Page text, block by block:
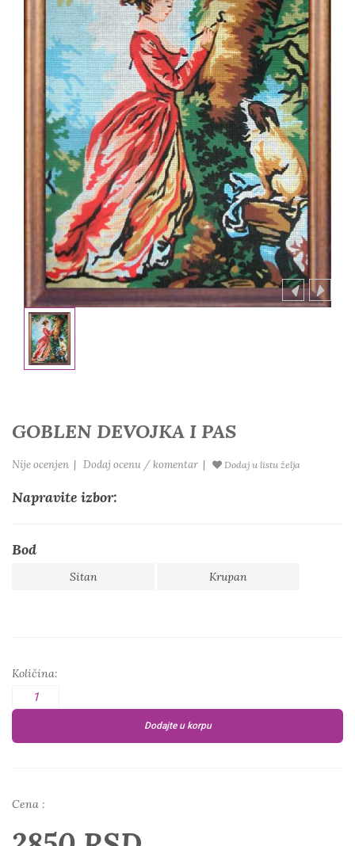
GOBLEN DEVOJKA I PAS
Nije ocenjen | Dodaj ocenu / komentar | Dodaj u listu želja
Napravite izbor:
Bod
Sitan Krupan
Količina:
Dodajte u korpu
Cena :